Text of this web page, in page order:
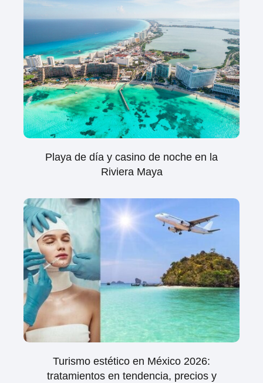
Playa de día y casino de noche en la
Riviera Maya
Turismo estético en México 2026:
tratamientos en tendencia, precios y